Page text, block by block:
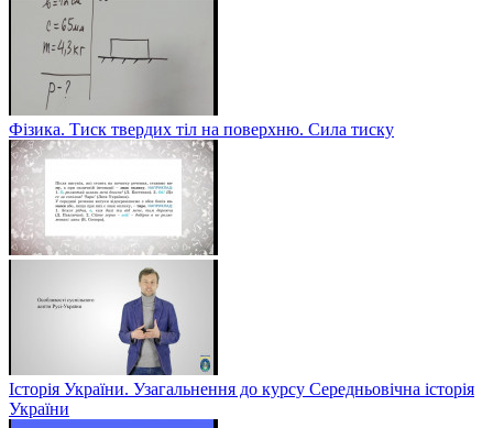
Фізика. Тиск твердих тіл на поверхню. Сила тиску
Історія України. Узагальнення до курсу Середньовічна історія
України